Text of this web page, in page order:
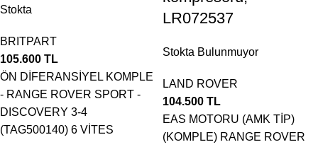
Stokta
BRITPART
105.600 TL
ÖN DİFERANSİYEL KOMPLE
- RANGE ROVER SPORT -
DISCOVERY 3-4
(TAG500140) 6 VİTES
LR072537
Stokta Bulunmuyor
LAND ROVER
104.500 TL
EAS MOTORU (AMK TİP)
(KOMPLE) RANGE ROVER